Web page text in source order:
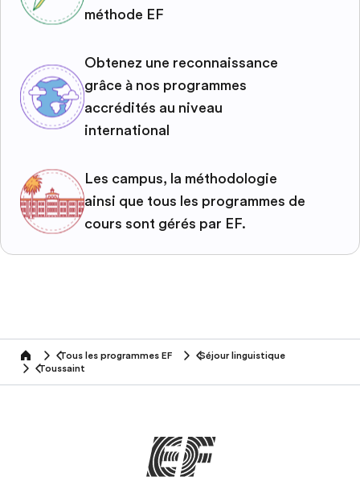
méthode EF
Obtenez une reconnaissance
grâce à nos programmes
accrédités au niveau
international
Les campus, la méthodologie
ainsi que tous les programmes de
cours sont gérés par EF.
home Tous les programmes EF
Séjour linguistique
Toussaint